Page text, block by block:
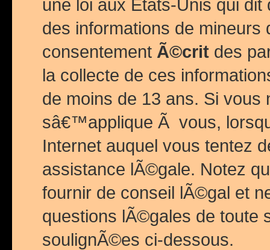
une loi aux Etats-Unis qui
des informations de mineurs
consentement Ã©crit des
la collecte de ces
de moins de 13 ans. Si
sâ€™applique Ã vous,
Internet auquel vous tentez
assistance lÃ©gale. Notez
fournir de conseil lÃ©gal et
questions lÃ©gales de
soulignÃ©es ci-dessous.